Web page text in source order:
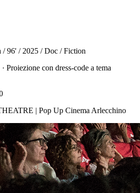
/ 96' / 2025 / Doc / Fiction
Proiezione con dress-code a tema
| Pop Up Cinema Arlecchino